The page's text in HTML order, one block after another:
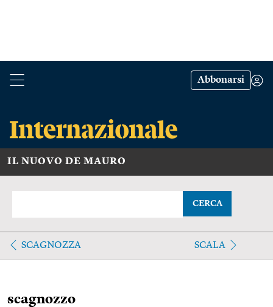
Abbonarsi
IL NUOVO DE MAURO
CERCA
SCAGNOZZA SCALA
scagnozzo